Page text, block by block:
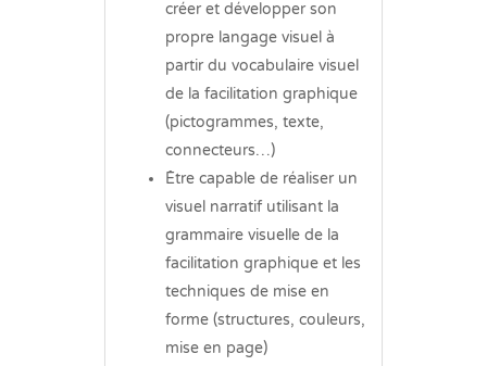
créer et développer son
propre langage visuel à
partir du vocabulaire visuel
de la facilitation graphique
(pictogrammes, texte,
connecteurs…)
Être capable de réaliser un
visuel narratif utilisant la
grammaire visuelle de la
facilitation graphique et les
techniques de mise en
forme (structures, couleurs,
mise en page)